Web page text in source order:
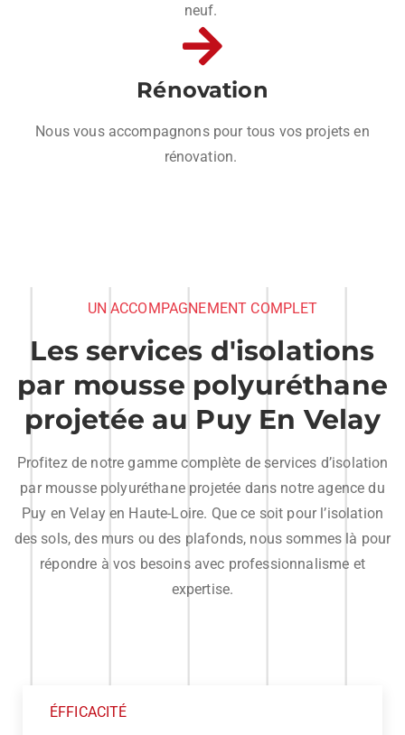
neuf.
Rénovation
Nous vous accompagnons pour tous vos projets en
rénovation.
UN ACCOMPAGNEMENT COMPLET
Les services d'isolations
par mousse polyuréthane
projetée au Puy En Velay
Profitez de notre gamme complète de services d’isolation
par mousse polyuréthane projetée dans notre agence du
Puy en Velay en Haute-Loire. Que ce soit pour l’isolation
des sols, des murs ou des plafonds, nous sommes là pour
répondre à vos besoins avec professionnalisme et
expertise.
ÉFFICACITÉ